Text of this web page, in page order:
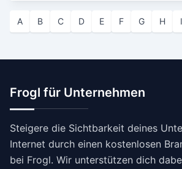
A B C D E F G H I
Frogl für Unternehmen
Steigere die Sichtbarkeit deines
Internet durch einen kostenlosen
bei Frogl. Wir unterstützen dich